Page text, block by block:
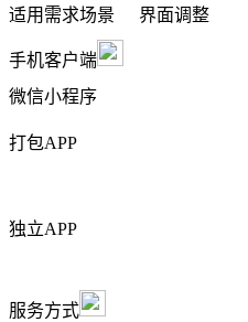
适用需求场景 界面调整
手机客户端
微信小程序
打包APP
独立APP
服务方式